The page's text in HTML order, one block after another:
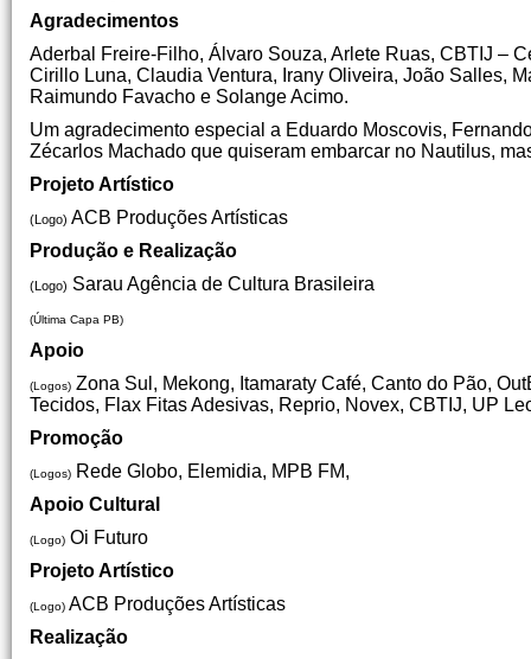
Agradecimentos
Aderbal Freire-Filho, Álvaro Souza, Arlete Ruas, CBTIJ –
Cirillo Luna, Claudia Ventura, Irany Oliveira, João Salles,
Raimundo Favacho e Solange Acimo.
Um agradecimento especial a Eduardo Moscovis,
Zécarlos Machado que quiseram embarcar no Nautilus,
Projeto Artístico
(Logo) ACB Produções Artísticas
Produção e Realização
(Logo) Sarau Agência de Cultura Brasileira
(Última Capa PB)
Apoio
(Logos) Zona Sul, Mekong, Itamaraty Café, Canto do Pão,
Tecidos, Flax Fitas Adesivas, Reprio, Novex, CBTIJ, UP
Promoção
(Logos) Rede Globo, Elemidia, MPB FM,
Apoio Cultural
(Logo) Oi Futuro
Projeto Artístico
(Logo) ACB Produções Artísticas
Realização